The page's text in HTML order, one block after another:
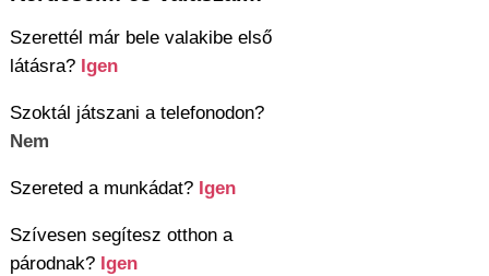
Szerettél már bele valakibe első
látásra? Igen
Szoktál játszani a telefonodon?
Nem
Szereted a munkádat? Igen
Szívesen segítesz otthon a
párodnak? Igen